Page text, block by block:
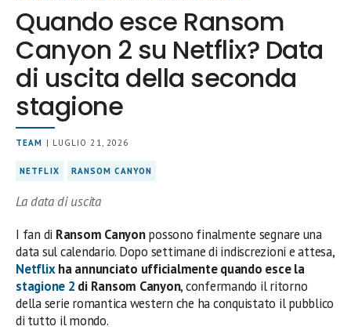
Quando esce Ransom
Canyon 2 su Netflix? Data
di uscita della seconda
stagione
TEAM | LUGLIO 21, 2026
NETFLIX RANSOM CANYON
La data di uscita
I fan di Ransom Canyonpossono finalmente segnare una
data sul calendario. Dopo settimane di indiscrezioni e attesa,
Netflixha annunciato ufficialmente quando esce la
stagione 2 di Ransom Canyon, confermando il ritorno
della serie romantica western che ha conquistato il pubblico
di tutto il mondo.